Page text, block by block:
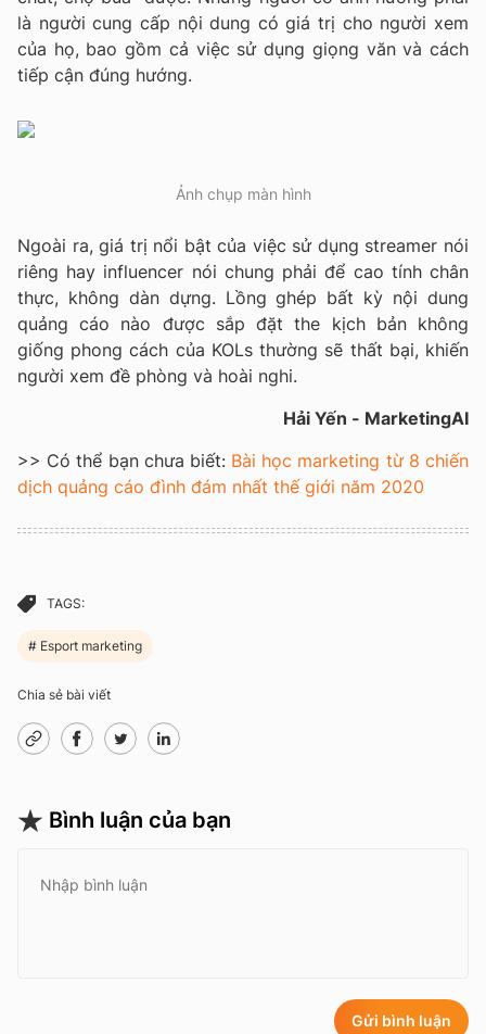
là người cung cấp nội dung có giá trị cho người xem
của họ, bao gồm cả việc sử dụng giọng văn và cách
tiếp cận đúng hướng.
Ảnh chụp màn hình
Ngoài ra, giá trị nổi bật của việc sử dụng streamer nói
riêng hay influencer nói chung phải để cao tính chân
thực, không dàn dựng. Lồng ghép bất kỳ nội dung
quảng cáo nào được sắp đặt the kịch bản không
giống phong cách của KOLs thường sẽ thất bại, khiến
người xem đề phòng và hoài nghi.
Hải Yến - MarketingAI
>> Có thể bạn chưa biết: Bài học marketing từ 8 chiến
dịch quảng cáo đình đám nhất thế giới năm 2020
TAGS:
Esport marketing
Chia sẻ bài viết
Bình luận của bạn
Gửi bình luận